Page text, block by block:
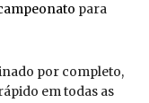
para
por completo,
em todas as